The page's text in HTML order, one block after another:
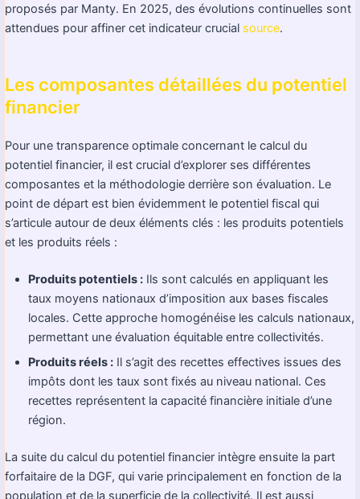
proposés par Manty. En 2025, des évolutions continuelles sont
attendues pour affiner cet indicateur crucial source.
Les composantes détaillées du potentiel
financier
Pour une transparence optimale concernant le calcul du
potentiel financier, il est crucial d’explorer ses différentes
composantes et la méthodologie derrière son évaluation. Le
point de départ est bien évidemment le potentiel fiscal qui
s’articule autour de deux éléments clés : les produits potentiels
et les produits réels :
Produits potentiels : Ils sont calculés en appliquant les
taux moyens nationaux d’imposition aux bases fiscales
locales. Cette approche homogénéise les calculs nationaux,
permettant une évaluation équitable entre collectivités.
Produits réels : Il s’agit des recettes effectives issues des
impôts dont les taux sont fixés au niveau national. Ces
recettes représentent la capacité financière initiale d’une
région.
La suite du calcul du potentiel financier intègre ensuite la part
forfaitaire de la DGF, qui varie principalement en fonction de la
population et de la superficie de la collectivité. Il est aussi